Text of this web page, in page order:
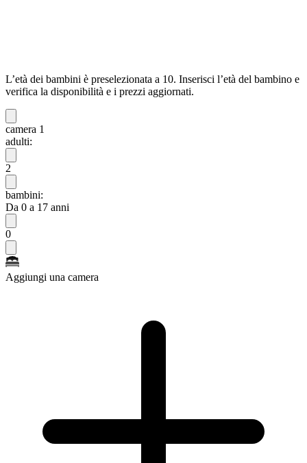
L’età dei bambini è preselezionata a 10. Inserisci l’età del bambino e
verifica la disponibilità e i prezzi aggiornati.
camera 1
adulti:
2
bambini:
Da 0 a 17 anni
0
Aggiungi una camera